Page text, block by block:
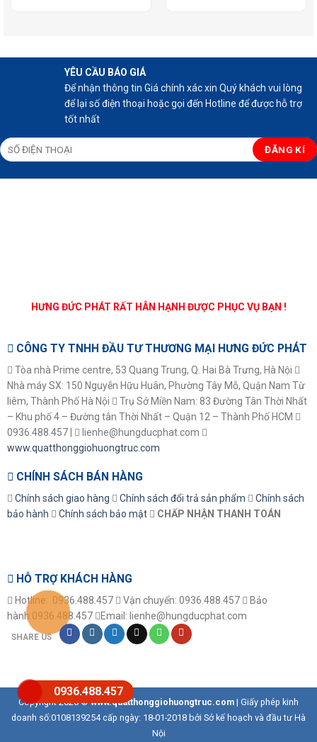
YÊU CẦU BÁO GIÁ
Để nhận thông tin Giá chính xác xin Quý khách vui lòng
để lại số điện thoại hoặc gọi đến Hotline để được hỗ trợ
tốt nhất
HƯNG ĐỨC PHÁT RẤT HÂN HẠNH ĐƯỢC PHỤC VỤ BẠN !
CÔNG TY TNHH ĐẦU TƯ THƯƠNG MẠI HƯNG ĐỨC PHÁT
Tòa nhà Prime centre, 53 Quang Trung, Q. Hai Bà Trưng, Hà Nội
Nhà máy SX: 150 Nguyễn Hữu Huân, Phường Tây Mỗ, Quận Nam Từ
liêm, Thành Phố Hà Nội
Trụ Sở Miền Nam: 83 Đường Tân Thời Nhất
– Khu phố 4 – Đường tân Thời Nhất – Quận 12 – Thành Phố HCM
0936.488.457 |
lienhe@hungducphat.com
www.quatthonggiohuongtruc.com
CHÍNH SÁCH BÁN HÀNG
Chính sách giao hàng Chính sách đổi trả sản phẩm
Chính sách
bảo hành
Chính sách bảo mật CHẤP NHẬN THANH TOÁN
HỖ TRỢ KHÁCH HÀNG
Hotline: 0936.488.457 Vận chuyển: 0936.488.457
Bảo
hành:0936.488.457
Email: lienhe@hungducphat.com
0936.488.457
SHARE US
Copyright 2026 ©www.quatthonggiohuongtruc.com | Giấy phép kinh
doanh số:0108139254 cấp ngày: 18-01-2018 bởi Sở kế hoạch và đầu tư Hà
Nội